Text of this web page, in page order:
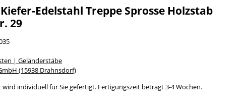
Edelstahl Treppe Sprosse Holzstab
29
| Geländerstäbe
(15938 Drahnsdorf)
individuell für Sie gefertigt. Fertigungszeit beträgt 3-4 Wochen.